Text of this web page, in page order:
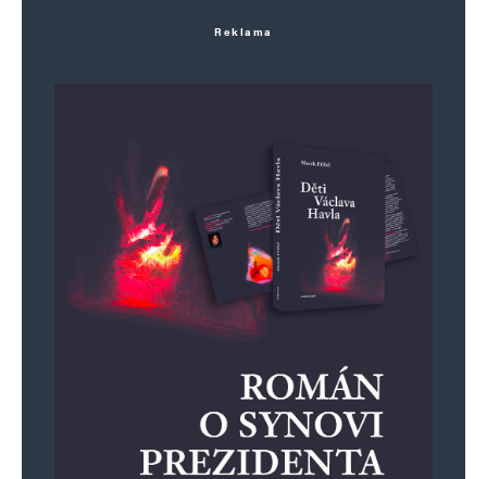
Uložit do prohlížeče jméno, e-mail a webovou stránku pro budoucí
Informujte mě o nových komentářích e-mailem.
Reklama